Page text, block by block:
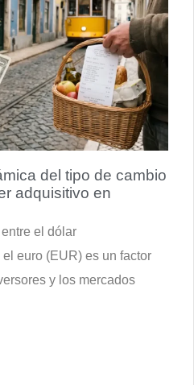
del tipo de cambio
adquisitivo en
el dólar
euro (EUR) es un factor
y los mercados